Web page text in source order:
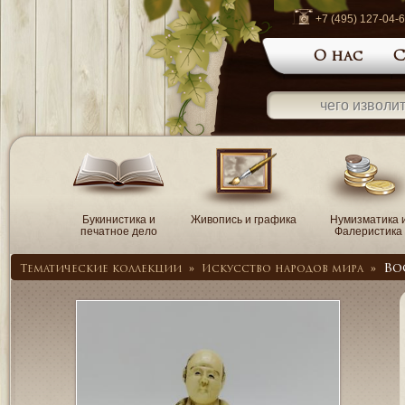
+7 (495) 127-04-
О нас
Букинистика и
печатное дело
Живопись и графика
Нумизматика
Фалеристика
Тематические коллекции » Искусство народов мира »